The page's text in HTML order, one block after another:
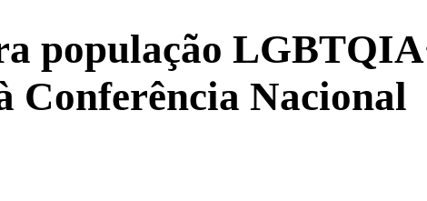
população
Conferência Nacional